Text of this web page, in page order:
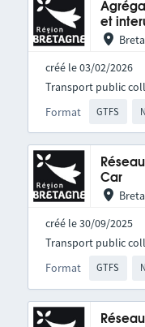
et
créé le 03/02/2026
Format GTFS
Transport public
Car
créé le 30/09/2025
Format GTFS
Transport public